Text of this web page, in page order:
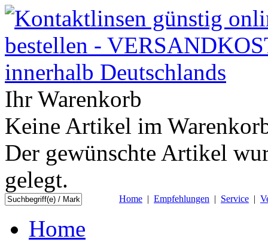
Ihr Warenkorb
Keine Artikel im
Der gewünschte Artikel
gelegt.
Home | Empfehlungen | Service |
Home